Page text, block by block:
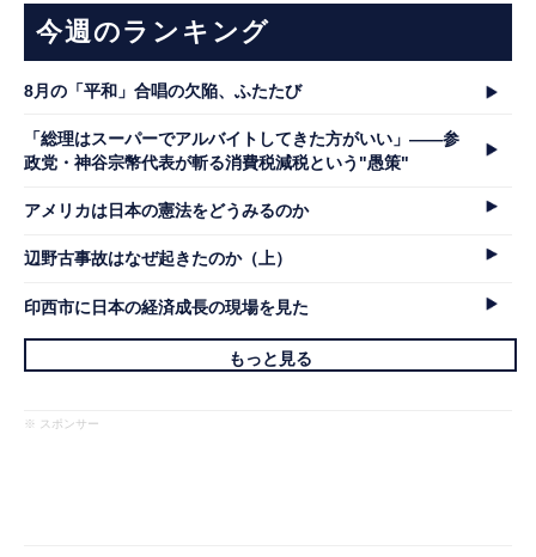
今週のランキング
8月の「平和」合唱の欠陥、ふたたび
「総理はスーパーでアルバイトしてきた方がいい」――参
政党・神谷宗幣代表が斬る消費税減税という"愚策"
アメリカは日本の憲法をどうみるのか
辺野古事故はなぜ起きたのか（上）
印西市に日本の経済成長の現場を見た
もっと見る
※ スポンサー